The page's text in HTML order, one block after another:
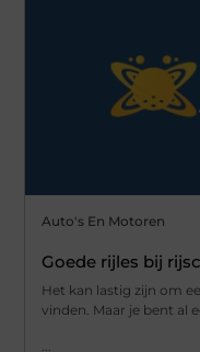
Auto's En Motoren
Goede rijles bij
Het kan lastig zijn om
vinden. Maar je bent al